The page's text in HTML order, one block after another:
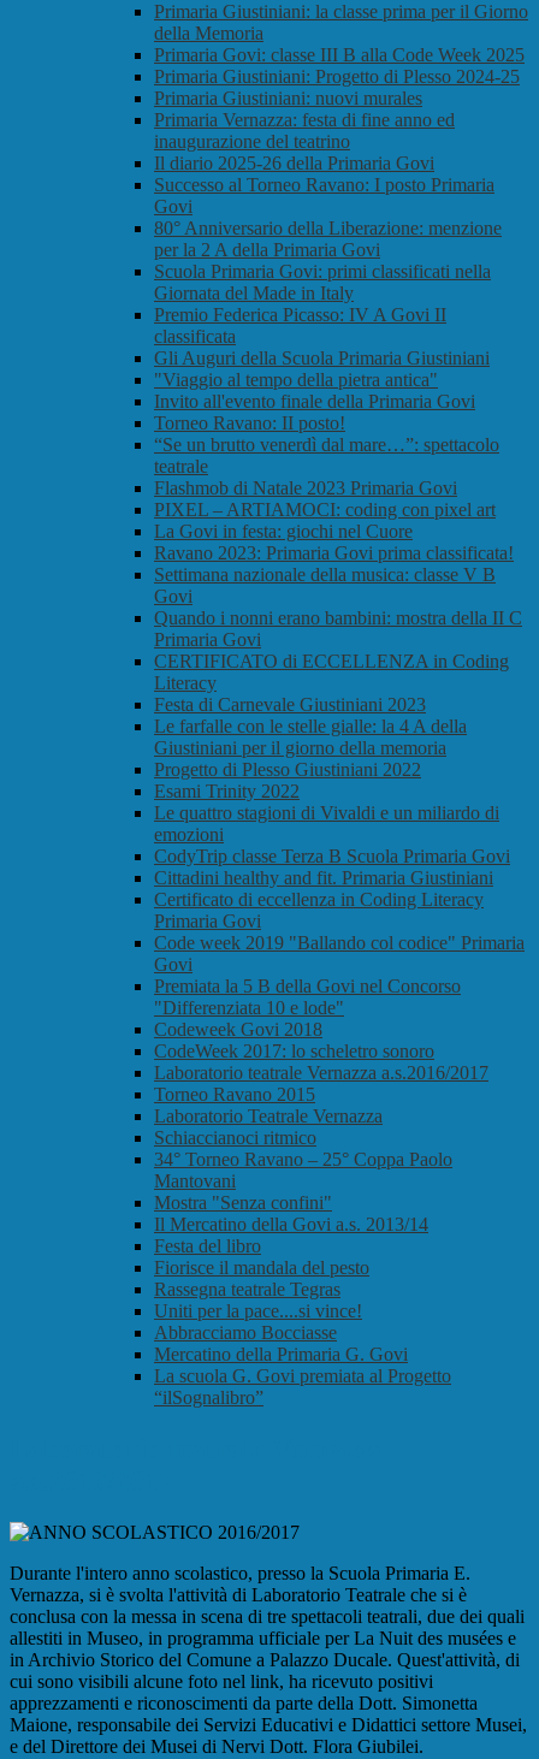
Primaria Giustiniani: la classe prima per il Giorno
della Memoria
Primaria Govi: classe III B alla Code Week 2025
Primaria Giustiniani: Progetto di Plesso 2024-25
Primaria Giustiniani: nuovi murales
Primaria Vernazza: festa di fine anno ed
inaugurazione del teatrino
Il diario 2025-26 della Primaria Govi
Successo al Torneo Ravano: I posto Primaria
Govi
80° Anniversario della Liberazione: menzione
per la 2 A della Primaria Govi
Scuola Primaria Govi: primi classificati nella
Giornata del Made in Italy
Premio Federica Picasso: IV A Govi II
classificata
Gli Auguri della Scuola Primaria Giustiniani
"Viaggio al tempo della pietra antica"
Invito all'evento finale della Primaria Govi
Torneo Ravano: II posto!
“Se un brutto venerdì dal mare…”: spettacolo
teatrale
Flashmob di Natale 2023 Primaria Govi
PIXEL – ARTIAMOCI: coding con pixel art
La Govi in festa: giochi nel Cuore
Ravano 2023: Primaria Govi prima classificata!
Settimana nazionale della musica: classe V B
Govi
Quando i nonni erano bambini: mostra della II C
Primaria Govi
CERTIFICATO di ECCELLENZA in Coding
Literacy
Festa di Carnevale Giustiniani 2023
Le farfalle con le stelle gialle: la 4 A della
Giustiniani per il giorno della memoria
Progetto di Plesso Giustiniani 2022
Esami Trinity 2022
Le quattro stagioni di Vivaldi e un miliardo di
emozioni
CodyTrip classe Terza B Scuola Primaria Govi
Cittadini healthy and fit. Primaria Giustiniani
Certificato di eccellenza in Coding Literacy
Primaria Govi
Code week 2019 "Ballando col codice" Primaria
Govi
Premiata la 5 B della Govi nel Concorso
"Differenziata 10 e lode"
Codeweek Govi 2018
CodeWeek 2017: lo scheletro sonoro
Laboratorio teatrale Vernazza a.s.2016/2017
Torneo Ravano 2015
Laboratorio Teatrale Vernazza
Schiaccianoci ritmico
34° Torneo Ravano – 25° Coppa Paolo
Mantovani
Mostra "Senza confini"
Il Mercatino della Govi a.s. 2013/14
Festa del libro
Fiorisce il mandala del pesto
Rassegna teatrale Tegras
Uniti per la pace....si vince!
Abbracciamo Bocciasse
Mercatino della Primaria G. Govi
La scuola G. Govi premiata al Progetto
“ilSognalibro”
Durante l'intero anno scolastico, presso la Scuola Primaria E.
Vernazza, si è svolta l'attività di Laboratorio Teatrale che si è
conclusa con la messa in scena di tre spettacoli teatrali, due dei quali
allestiti in Museo, in programma ufficiale per La Nuit des musées e
in Archivio Storico del Comune a Palazzo Ducale. Quest'attività, di
cui sono visibili alcune foto nel link, ha ricevuto positivi
apprezzamenti e riconoscimenti da parte della Dott. Simonetta
Maione, responsabile dei Servizi Educativi e Didattici settore Musei,
e del Direttore dei Musei di Nervi Dott. Flora Giubilei.